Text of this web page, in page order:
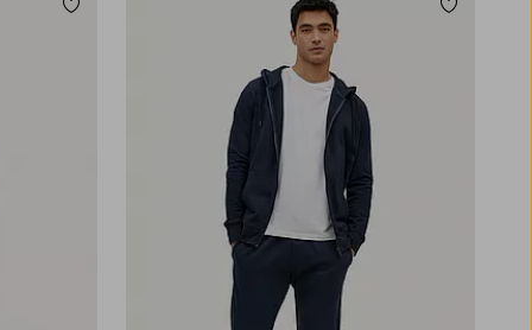
Lägg till i favoriter Lägg till i